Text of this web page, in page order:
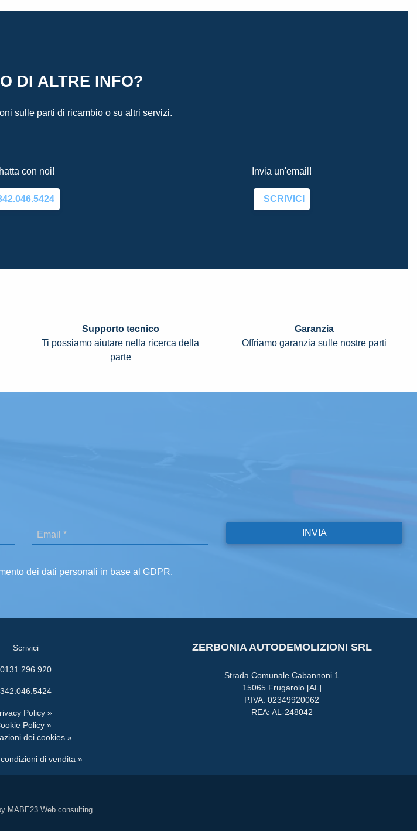
DI ALTRE INFO?
sulle parti di ricambio o su altri servizi.
con noi! Invia un'email!
SCRIVICI
Supporto tecnico
Ti possiamo aiutare nella ricerca della
parte
Garanzia
Offriamo garanzia sulle nostre parti
dei dati personali in base al GDPR.
Scrivici
0131.296.920
342.046.5424
Policy »
Policy »
dei cookies »
di vendita »
ZERBONIA AUTODEMOLIZIONI SRL
Strada Comunale Cabannoni 1
15065 Frugarolo [AL]
P.IVA: 02349920062
REA: AL-248042
MABE23 Web consulting